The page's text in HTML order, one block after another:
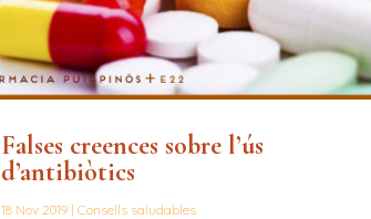
Falses creences sobre l’ús
d’antibiòtics
18 Nov 2019| Consells saludables